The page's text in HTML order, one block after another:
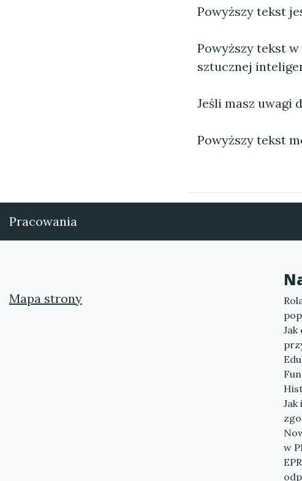
Powyższy tekst
Powyższy tekst w
sztucznej
Jeśli masz uwagi
Powyższy tekst
Pracowania
Mapa strony
w